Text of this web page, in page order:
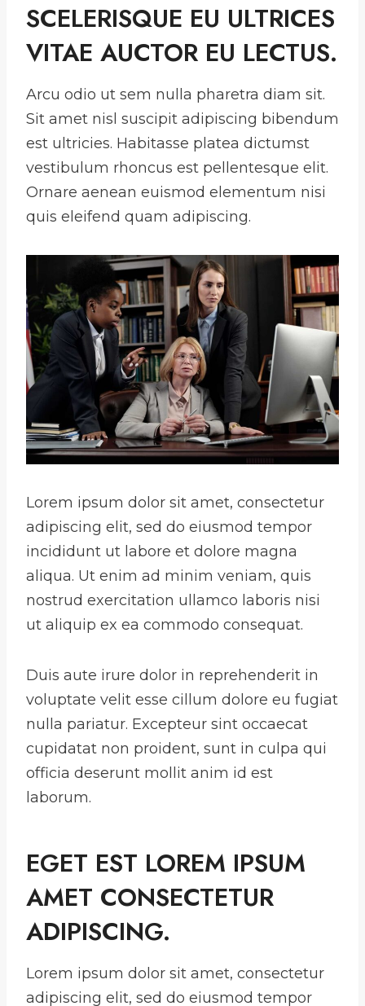
SCELERISQUE EU ULTRICES
VITAE AUCTOR EU LECTUS.
Arcu odio ut sem nulla pharetra diam sit.
Sit amet nisl suscipit adipiscing bibendum
est ultricies. Habitasse platea dictumst
vestibulum rhoncus est pellentesque elit.
Ornare aenean euismod elementum nisi
quis eleifend quam adipiscing.
Lorem ipsum dolor sit amet, consectetur
adipiscing elit, sed do eiusmod tempor
incididunt ut labore et dolore magna
aliqua. Ut enim ad minim veniam, quis
nostrud exercitation ullamco laboris nisi
ut aliquip ex ea commodo consequat.
Duis aute irure dolor in reprehenderit in
voluptate velit esse cillum dolore eu fugiat
nulla pariatur. Excepteur sint occaecat
cupidatat non proident, sunt in culpa qui
officia deserunt mollit anim id est
laborum.
EGET EST LOREM IPSUM
AMET CONSECTETUR
ADIPISCING.
Lorem ipsum dolor sit amet, consectetur
adipiscing elit, sed do eiusmod tempor